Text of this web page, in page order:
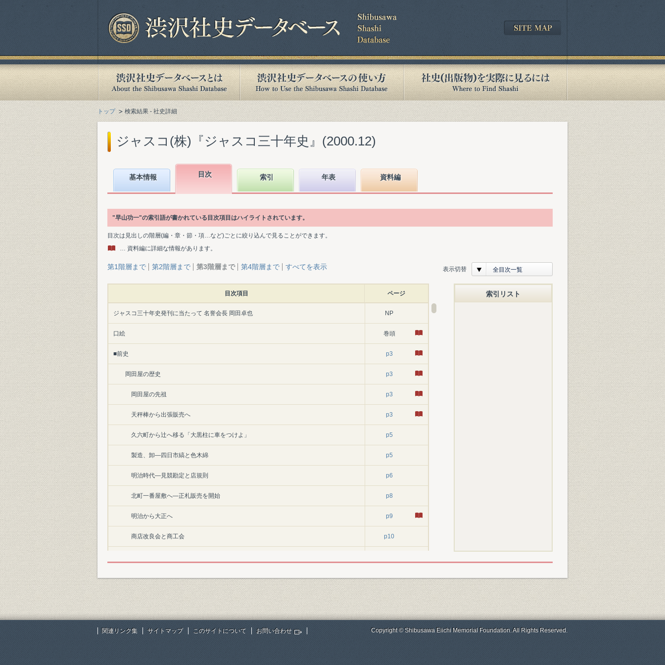
トップ 検索結果 - 社史詳細
ジャスコ(株)『ジャスコ三十年史』(2000.12)
基本情報 目次 索引 年表 資料編
"早山功一"の索引語が書かれている目次項目はハイライトされています。
目次は見出しの階層(編・章・節・項…など)ごとに絞り込んで見ることができます。
… 資料編に詳細な情報があります。
第1階層まで 第2階層まで 第3階層まで 第4階層まで すべてを表示 表示切替 全目次一覧
目次項目 ページ
ジャスコ三十年史発刊に当たって 名誉会長 岡田卓也 NP
口絵 巻頭
■前史 p3
岡田屋の歴史 p3
岡田屋の先祖 p3
天秤棒から出張販売へ p3
久六町から辻へ移る「大黒柱に車をつけよ」 p5
製造、卸―四日市縞と色木綿 p5
明治時代―見競勘定と店規則 p6
北町一番屋敷へ―正札販売を開始 p8
明治から大正へ p9
商店改良会と商工会 p10
岡田屋の売り出し p13
株式会社組織に改める p14
六世惣右衛門の死 p15
索引リスト
関連リンク集 サイトマップ このサイトについて お問い合わせ Copyright © Shibusawa Eiichi Memorial Foundation. All Rights Reserved.